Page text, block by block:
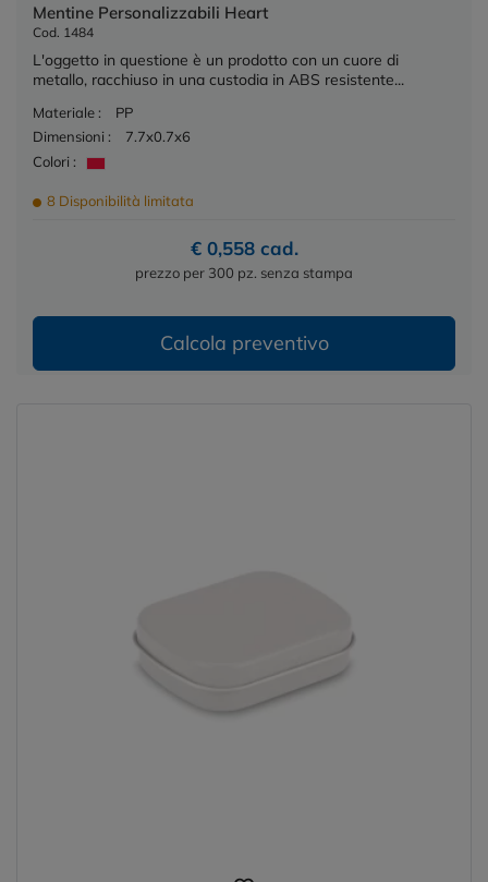
Mentine Personalizzabili Heart
Cod. 1484
L'oggetto in questione è un prodotto con un cuore di
metallo, racchiuso in una custodia in ABS resistente...
Materiale :
PP
Dimensioni :
7.7x0.7x6
Colori :
8 Disponibilità limitata
€ 0,558 cad.
prezzo per 300 pz. senza stampa
Calcola preventivo